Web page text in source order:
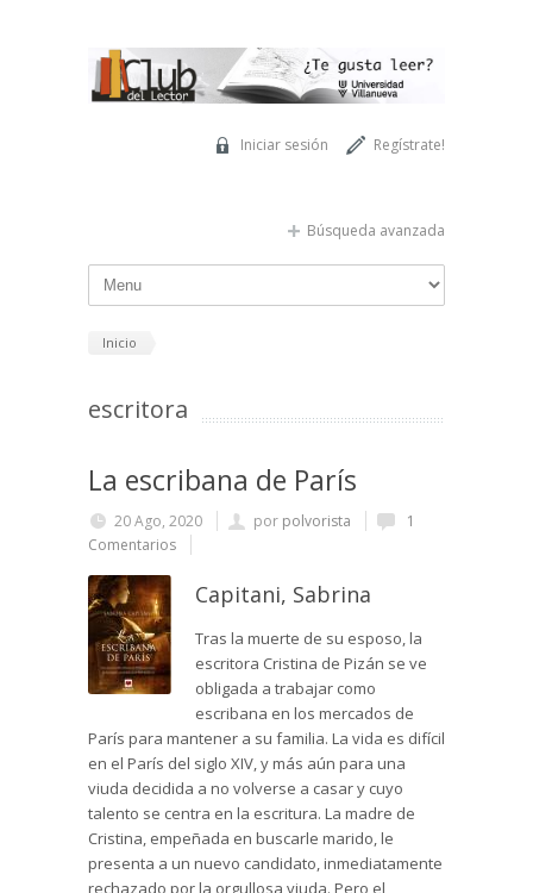
Regístrate!
Iniciar sesión
Búsqueda avanzada
Inicio
escritora
La escribana de París
20 Ago, 2020 por polvorista
1
Comentarios
Capitani, Sabrina
Tras la muerte de su esposo, la
escritora Cristina de Pizán se ve
obligada a trabajar como
escribana en los mercados de
París para mantener a su familia. La vida es difícil
en el París del siglo XIV, y más aún para una
viuda decidida a no volverse a casar y cuyo
talento se centra en la escritura. La madre de
Cristina, empeñada en buscarle marido, le
presenta a un nuevo candidato, inmediatamente